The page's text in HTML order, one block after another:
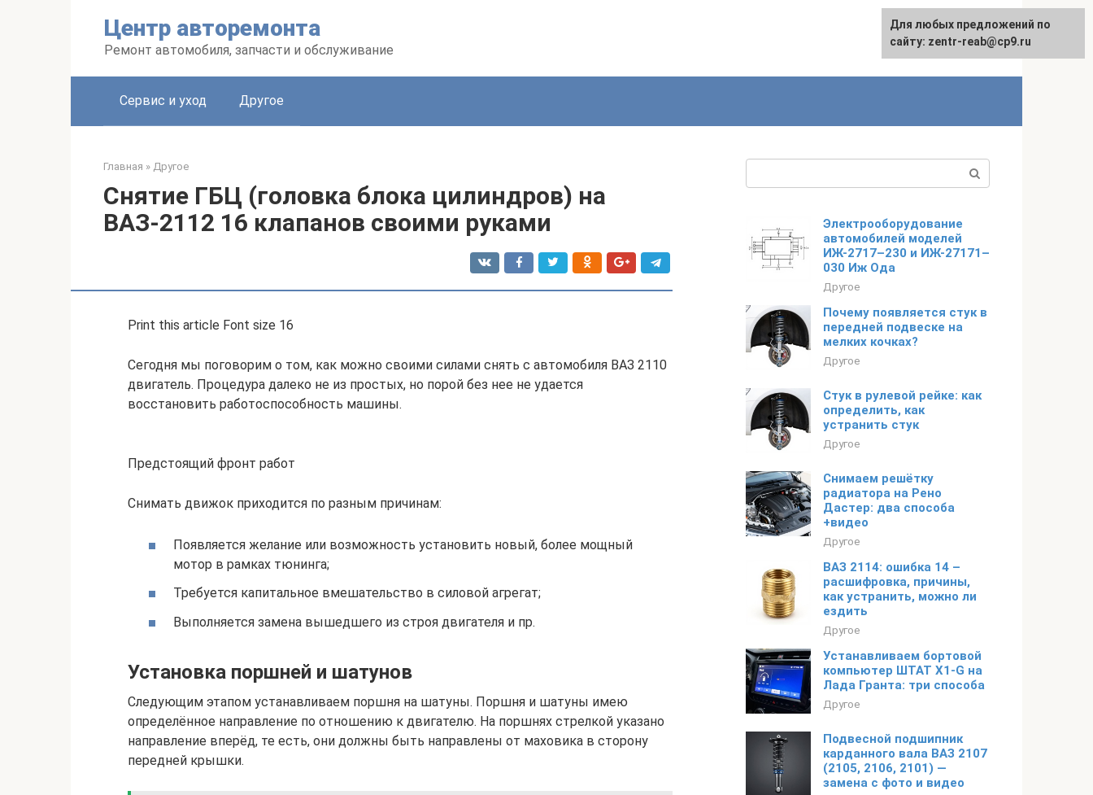
Центр авторемонта
Ремонт автомобиля, запчасти и обслуживание
Сервис и уход Другое
Главная » Другое
Снятие ГБЦ (головка блока цилиндров) на
ВАЗ-2112 16 клапанов своими руками
Print this article Font size 16
Сегодня мы поговорим о том, как можно своими силами снять с автомобиля ВАЗ 2110
двигатель. Процедура далеко не из простых, но порой без нее не удается
восстановить работоспособность машины.
Предстоящий фронт работ
Снимать движок приходится по разным причинам:
Появляется желание или возможность установить новый, более мощный
мотор в рамках тюнинга;
Требуется капитальное вмешательство в силовой агрегат;
Выполняется замена вышедшего из строя двигателя и пр.
Установка поршней и шатунов
Следующим этапом устанавливаем поршня на шатуны. Поршня и шатуны имею
определённое направление по отношению к двигателю. На поршнях стрелкой указано
направление вперёд, те есть, они должны быть направлены от маховика в сторону
передней крышки.
Электрооборудование
автомобилей моделей
ИЖ-2717–230 и ИЖ-27171–
030 Иж Ода
Другое
Почему появляется стук в
передней подвеске на
мелких кочках?
Другое
Стук в рулевой рейке: как
определить, как
устранить стук
Другое
Снимаем решётку
радиатора на Рено
Дастер: два способа
+видео
Другое
ВАЗ 2114: ошибка 14 –
расшифровка, причины,
как устранить, можно ли
ездить
Другое
Устанавливаем бортовой
компьютер ШТАТ Х1-G на
Лада Гранта: три способа
Другое
Подвесной подшипник
карданного вала ВАЗ 2107
(2105, 2106, 2101) —
замена с фото и видео
Для любых предложений по
сайту: zentr-reab@cp9.ru